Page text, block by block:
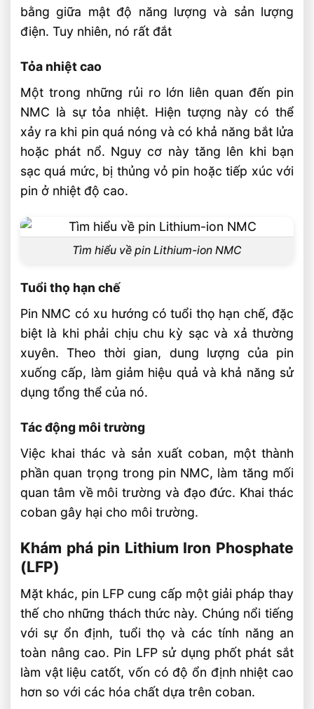
bằng giữa mật độ năng lượng và sản lượng
điện. Tuy nhiên, nó rất đắt
Tỏa nhiệt cao
Một trong những rủi ro lớn liên quan đến pin
NMC là sự tỏa nhiệt. Hiện tượng này có thể
xảy ra khi pin quá nóng và có khả năng bắt lửa
hoặc phát nổ. Nguy cơ này tăng lên khi bạn
sạc quá mức, bị thủng vỏ pin hoặc tiếp xúc với
pin ở nhiệt độ cao.
Tìm hiểu về pin Lithium-ion NMC
Tuổi thọ hạn chế
Pin NMC có xu hướng có tuổi thọ hạn chế, đặc
biệt là khi phải chịu chu kỳ sạc và xả thường
xuyên. Theo thời gian, dung lượng của pin
xuống cấp, làm giảm hiệu quả và khả năng sử
dụng tổng thể của nó.
Tác động môi trường
Việc khai thác và sản xuất coban, một thành
phần quan trọng trong pin NMC, làm tăng mối
quan tâm về môi trường và đạo đức. Khai thác
coban gây hại cho môi trường.
Khám phá pin Lithium Iron Phosphate
(LFP)
Mặt khác, pin LFP cung cấp một giải pháp thay
thế cho những thách thức này. Chúng nổi tiếng
với sự ổn định, tuổi thọ và các tính năng an
toàn nâng cao. Pin LFP sử dụng phốt phát sắt
làm vật liệu catốt, vốn có độ ổn định nhiệt cao
hơn so với các hóa chất dựa trên coban.